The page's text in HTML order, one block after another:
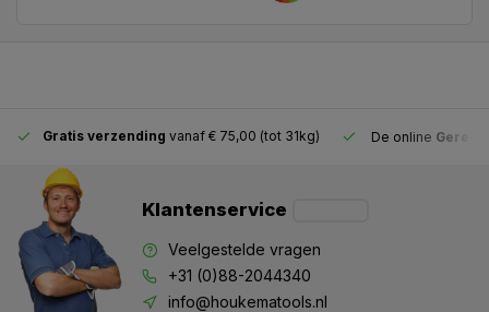
Gratis verzending vanaf € 75,00 (tot 31kg) De online
Klantenservice
Veelgestelde vragen
+31 (0)88-2044340
info@houkematools.nl